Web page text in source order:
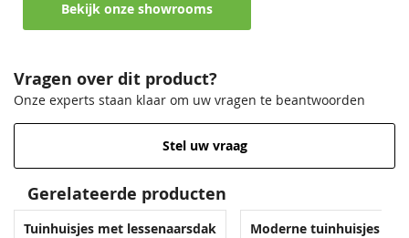
Bekijk onze showrooms
Vragen over dit product?
Onze experts staan klaar om uw vragen te beantwoorden
Stel uw vraag
Gerelateerde producten
Tuinhuisjes met lessenaarsdak Moderne tuinhuisjes